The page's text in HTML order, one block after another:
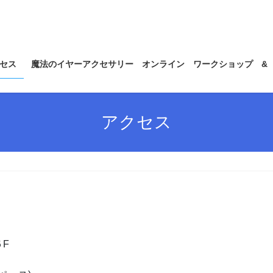
ス 魔法のイヤーアクセサリー オンライン ワークショップ &
アクセス
F